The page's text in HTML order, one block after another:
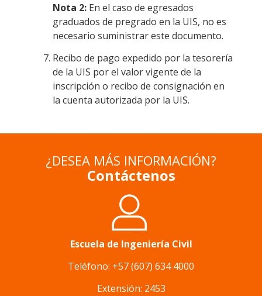
Nota 2: En el caso de egresados
graduados de pregrado en la UIS, no es
necesario suministrar este documento.
Recibo de pago expedido por la tesorería
de la UIS por el valor vigente de la
inscripción o recibo de consignación en
la cuenta autorizada por la UIS.
¿DESEA MÁS INFORMACIÓN?
Contáctenos
Escuela de Ingeniería Civil
Teléfono: +57 (607) 634 4000
Extensión: 2453